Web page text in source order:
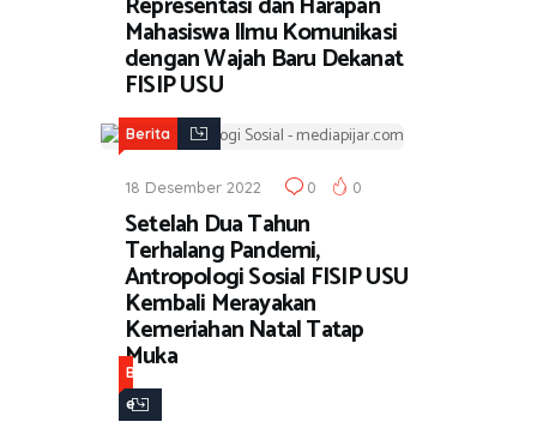
Mahasiswa Ilmu Komunikasi
dengan Wajah Baru Dekanat
FISIP USU
Berita
18 Desember 2022 0 0
Setelah Dua Tahun
Terhalang Pandemi,
Antropologi Sosial FISIP USU
Kembali Merayakan
Kemeriahan Natal Tatap
Muka
B
e